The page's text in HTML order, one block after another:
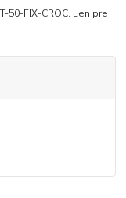
50-FIX-CROC. Len pre